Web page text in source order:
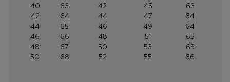
40 63 42 45
63
42
64 44 47
64
44
65 46 49
64
46
66 48 51
65
48
67 50 53
65
50
68 52 55 66